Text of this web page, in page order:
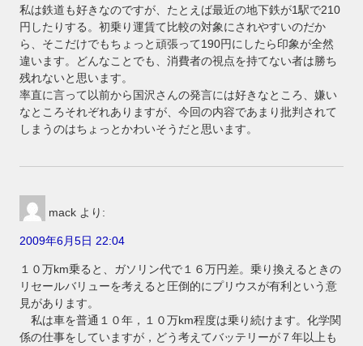
私は鉄道も好きなのですが、たとえば最近の地下鉄が1駅で210
円したりする。初乗り運賃て比較の対象にされやすいのだか
ら、そこだけでもちょっと頑張って190円にしたら印象が全然
違います。どんなことでも、消費者の視点を持てない者は勝ち
残れないと思います。
率直に言って以前から国沢さんの発言には好きなところ、嫌い
なところそれぞれありますが、今回の内容であまり批判されて
しまうのはちょっとかわいそうだと思います。
mack より:
2009年6月5日 22:04
１０万km乗ると、ガソリン代で１６万円差。乗り換えるときの
リセールバリューを考えると圧倒的にプリウスが有利という意
見があります。
私は車を普通１０年，１０万km程度は乗り続けます。化学関
係の仕事をしていますが，どう考えてバッテリーが７年以上も